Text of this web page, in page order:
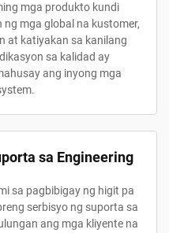
mga produkto kundi
mga global na kustomer,
at katiyakan sa kanilang
sa kalidad ay
ang inyong mga
sa Engineering
sa pagbibigay ng higit pa
serbisyo ng suporta sa
ang mga kliyente na